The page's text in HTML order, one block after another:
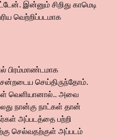
இன்னும் சிறிது காமெடி
வெற்றிப்படமாக
பிரம்மாண்டமாக
செய்திருந்தோம்.
வெளியானால்.. அவை
நான்கு நாட்கள் தான்
அப்படத்தை பற்றி
செல்வதற்குள் அப்படம்